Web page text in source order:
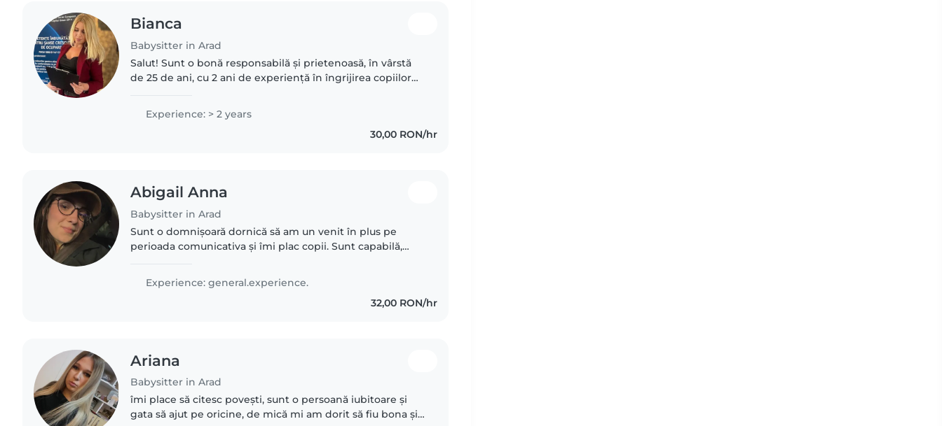
Bianca
Babysitter in Arad
Salut! Sunt o bonă responsabilă și prietenoasă, în vârstă
de 25 de ani, cu 2 ani de experiență în îngrijirea copiilor
companie..
Experience: > 2 years
30,00 RON/hr
Abigail Anna
Babysitter in Arad
Sunt o domnișoară dornică să am un venit în plus pe
perioada comunicativa și îmi plac copii. Sunt capabilă,
Experience: general.experience.
32,00 RON/hr
Ariana
Babysitter in Arad
îmi place să citesc povești, sunt o persoană iubitoare și
gata să ajut pe oricine, de mică mi am dorit să fiu bona și